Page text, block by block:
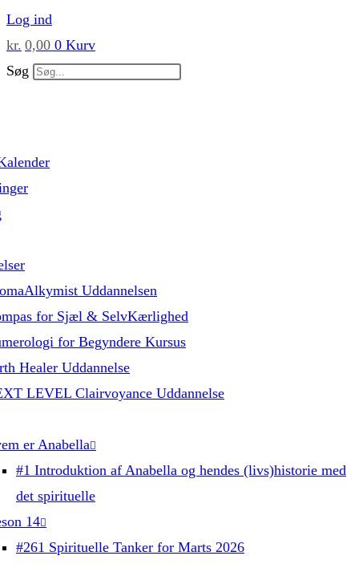
Skip
to
content
Log ind
kr. 0,00 0 Kurv
Søg
Uddannelsen
for Sjæl & SelvKærlighed
for Begyndere Kursus
Healer Uddannelse
LEVEL Clairvoyance Uddannelse
er Anabella
#1 Introduktion af Anabella og hendes (livs)historie med
det spirituelle
14
#261 Spirituelle Tanker for Marts 2026